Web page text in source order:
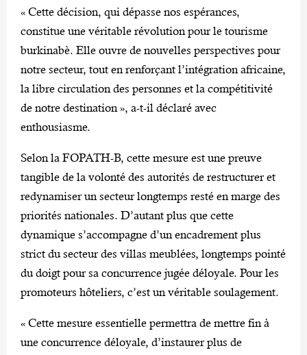
« Cette décision, qui dépasse nos espérances,
constitue une véritable révolution pour le tourisme
burkinabè. Elle ouvre de nouvelles perspectives pour
notre secteur, tout en renforçant l’intégration africaine,
la libre circulation des personnes et la compétitivité
de notre destination », a-t-il déclaré avec
enthousiasme.
Selon la FOPATH-B, cette mesure est une preuve
tangible de la volonté des autorités de restructurer et
redynamiser un secteur longtemps resté en marge des
priorités nationales. D’autant plus que cette
dynamique s’accompagne d’un encadrement plus
strict du secteur des villas meublées, longtemps pointé
du doigt pour sa concurrence jugée déloyale. Pour les
promoteurs hôteliers, c’est un véritable soulagement.
« Cette mesure essentielle permettra de mettre fin à
une concurrence déloyale, d’instaurer plus de